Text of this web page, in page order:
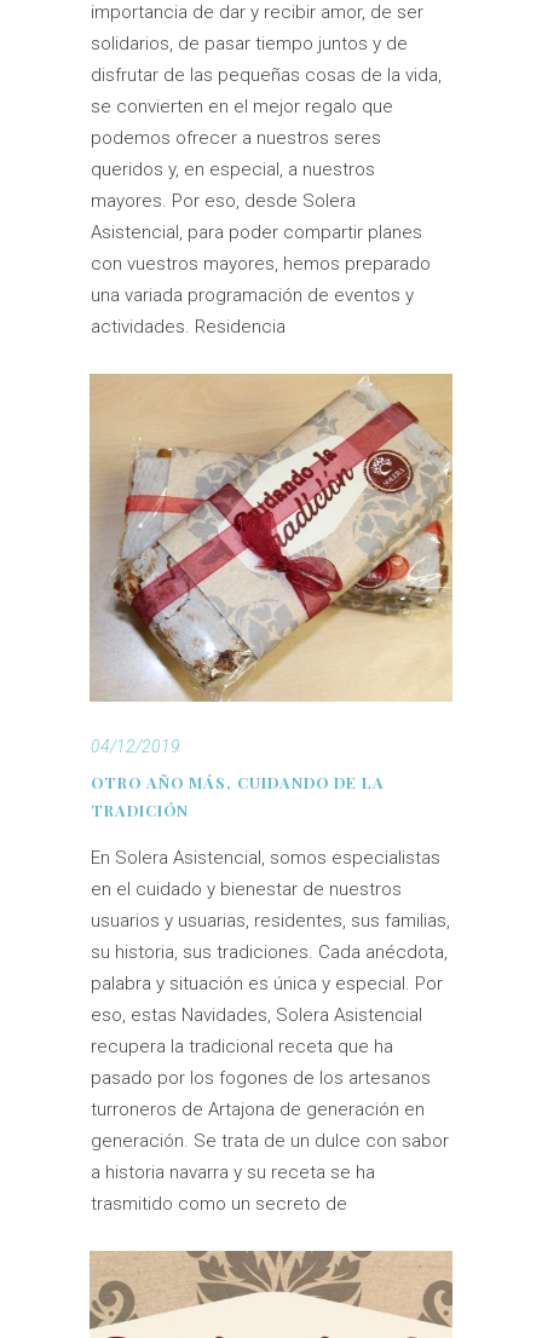
importancia de dar y recibir amor, de ser
solidarios, de pasar tiempo juntos y de
disfrutar de las pequeñas cosas de la vida,
se convierten en el mejor regalo que
podemos ofrecer a nuestros seres
queridos y, en especial, a nuestros
mayores. Por eso, desde Solera
Asistencial, para poder compartir planes
con vuestros mayores, hemos preparado
una variada programación de eventos y
actividades. Residencia
04/12/2019
OTRO AÑO MÁS, CUIDANDO DE LA
TRADICIÓN
En Solera Asistencial, somos especialistas
en el cuidado y bienestar de nuestros
usuarios y usuarias, residentes, sus familias,
su historia, sus tradiciones. Cada anécdota,
palabra y situación es única y especial. Por
eso, estas Navidades, Solera Asistencial
recupera la tradicional receta que ha
pasado por los fogones de los artesanos
turroneros de Artajona de generación en
generación. Se trata de un dulce con sabor
a historia navarra y su receta se ha
trasmitido como un secreto de